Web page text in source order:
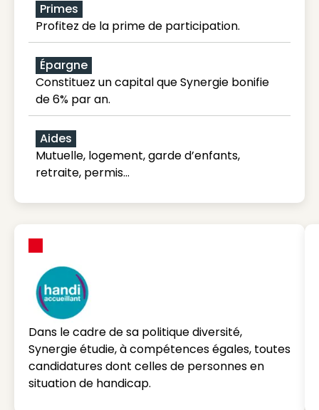
Primes
Profitez de la prime de participation.
Épargne
Constituez un capital que Synergie bonifie
de 6% par an.
Aides
Mutuelle, logement, garde d’enfants,
retraite, permis…
Dans le cadre de sa politique diversité,
Synergie étudie, à compétences égales, toutes
candidatures dont celles de personnes en
situation de handicap.